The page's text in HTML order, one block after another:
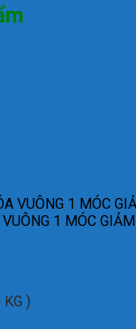
1 MÓC
)